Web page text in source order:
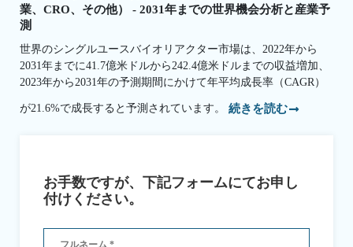
業、CRO、その他） - 2031年までの世界機会分析と産業予
測
世界のシングルユースバイオリアクター市場は、2022年から
2031年までに41.7億米ドルから242.4億米ドルまでの収益増加、
2023年から2031年の予測期間にかけて年平均成長率（CAGR）
が21.6%で成長すると予測されています。 続きを読む
お手数ですが、下記フォームにてお申し
付けください。